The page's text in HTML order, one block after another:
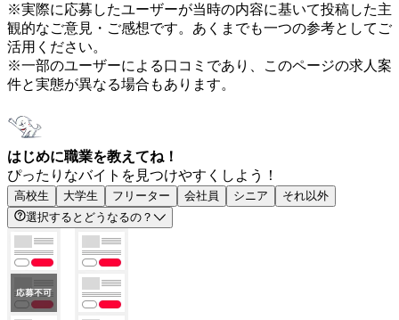
※実際に応募したユーザーが当時の内容に基いて投稿した主
観的なご意見・ご感想です。あくまでも一つの参考としてご
活用ください。
※一部のユーザーによる口コミであり、このページの求人案
件と実態が異なる場合もあります。
はじめに職業を教えてね！
ぴったりなバイトを見つけやすくしよう！
高校生 大学生 フリーター 会社員 シニア
それ以外
選択するとどうなるの？